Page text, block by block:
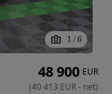
1 / 6
48 900 EUR
(40 413 EUR- net)